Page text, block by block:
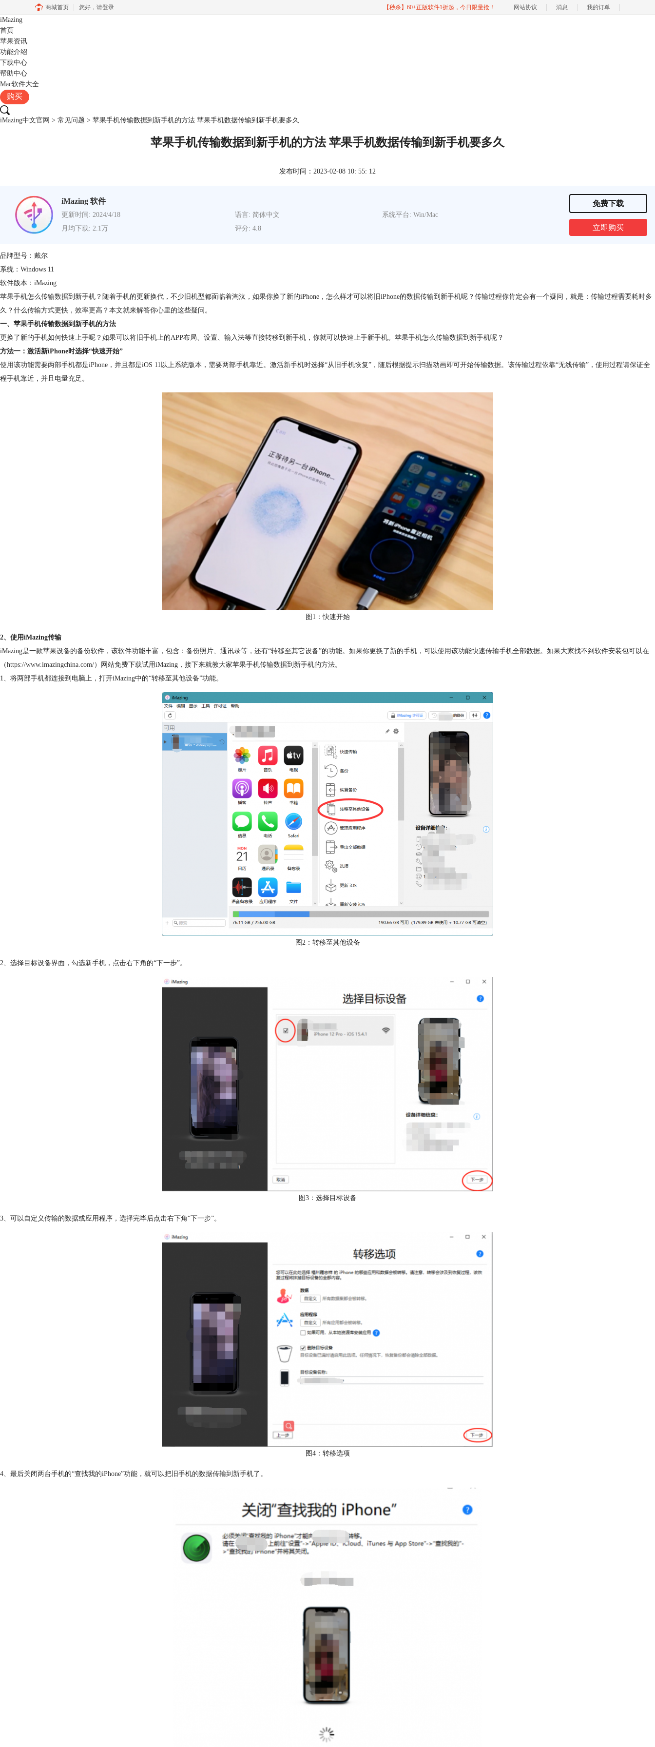
商城首页 您好， 请登录 【秒杀】60+正版软件1折起，今日限量抢！ 网站协议 消息 我的订单
iMazing
首页
苹果资讯
功能介绍
下载中心
帮助中心
Mac软件大全
购买
iMazing中文官网 > 常见问题 > 苹果手机传输数据到新手机的方法 苹果手机数据传输到新手机要多久
苹果手机传输数据到新手机的方法 苹果手机数据传输到新手机要多久
发布时间：2023-02-08 10: 55: 12
iMazing 软件
更新时间: 2024/4/18 语言: 简体中文
系统平台: Win/Mac
月均下载: 2.1万
评分: 4.8
免费下载
立即购买
品牌型号：戴尔
系统：Windows 11
软件版本：iMazing
苹果手机怎么传输数据到新手机？随着手机的更新换代，不少旧机型都面临着淘汰，如果你换了新的iPhone，怎么样才可以将旧iPhone的数据传输到新手机呢？传输过程你肯定会有一个疑问，就是：传输过程需要耗时多
久？什么传输方式更快，效率更高？本文就来解答你心里的这些疑问。
一、苹果手机传输数据到新手机的方法
更换了新的手机如何快速上手呢？如果可以将旧手机上的APP布局、设置、输入法等直接转移到新手机，你就可以快速上手新手机。苹果手机怎么传输数据到新手机呢？
方法一：激活新iPhone时选择“快速开始”
使用该功能需要两部手机都是iPhone，并且都是iOS 11以上系统版本，需要两部手机靠近。激活新手机时选择“从旧手机恢复”，随后根据提示扫描动画即可开始传输数据。该传输过程依靠“无线传输”，使用过程请保证全
程手机靠近，并且电量充足。
图1：快速开始
2、使用iMazing传输
iMazing是一款苹果设备的备份软件，该软件功能丰富，包含：备份照片、通讯录等，还有“转移至其它设备”的功能。如果你更换了新的手机，可以使用该功能快速传输手机全部数据。如果大家找不到软件安装包可以在
（https://www.imazingchina.com/）网站免费下载试用iMazing，接下来就教大家苹果手机传输数据到新手机的方法。
1、将两部手机都连接到电脑上，打开iMazing中的“转移至其他设备”功能。
图2：转移至其他设备
2、选择目标设备界面，勾选新手机，点击右下角的“下一步”。
图3：选择目标设备
3、可以自定义传输的数据或应用程序，选择完毕后点击右下角“下一步”。
图4：转移选项
4、最后关闭两台手机的“查找我的iPhone”功能，就可以把旧手机的数据传输到新手机了。